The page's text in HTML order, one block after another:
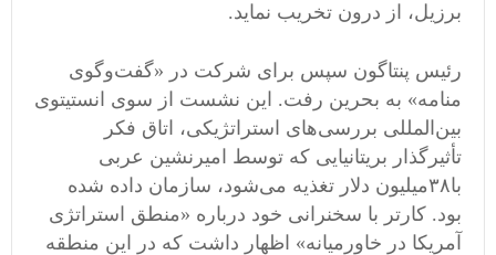
برزیل، از درون تخریب نماید.
رئیس پنتاگون سپس برای شرکت در «گفتوگوی
منامه» به بحرین رفت. این نشست از سوی انستیتوی
بین المللی بررسیهای استراتژیکی، اتاق فکر
تأثیرگذار بریتانیایی که توسط امیرنشین عربی
با۳۸
میلیون دلار تغذیه میشود، سازمان داده شده
بود. کارتر با سخنرانی خود درباره «منطق استراتژی
آمریکا در خاورمیانه» اظهار داشت که در این منطقه